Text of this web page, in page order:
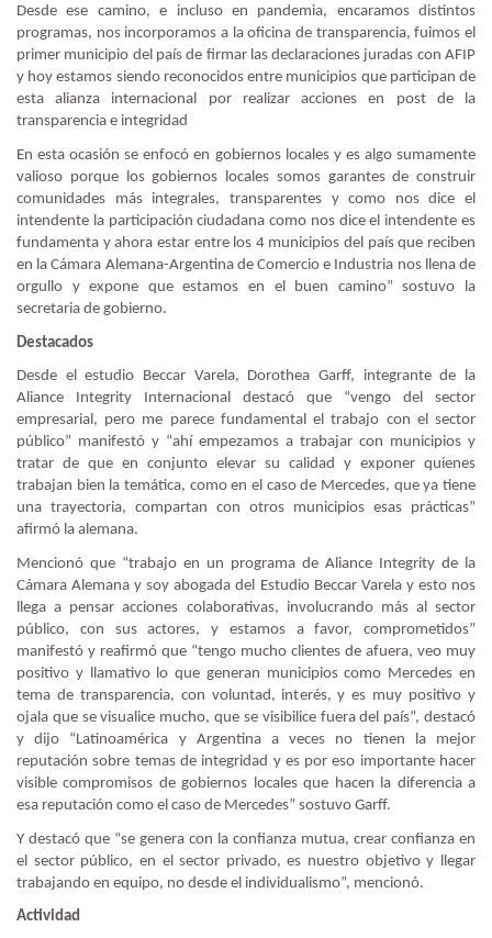
Desde ese camino, e incluso en pandemia, encaramos distintos
programas, nos incorporamos a la oficina de transparencia, fuimos el
primer municipio del país de firmar las declaraciones juradas con AFIP
y hoy estamos siendo reconocidos entre municipios que participan de
esta alianza internacional por realizar acciones en post de la
transparencia e integridad
En esta ocasión se enfocó en gobiernos locales y es algo sumamente
valioso porque los gobiernos locales somos garantes de construir
comunidades más integrales, transparentes y como nos dice el
intendente la participación ciudadana como nos dice el intendente es
fundamenta y ahora estar entre los 4 municipios del país que reciben
en la Cámara Alemana-Argentina de Comercio e Industria nos llena de
orgullo y expone que estamos en el buen camino” sostuvo la
secretaria de gobierno.
Destacados
Desde el estudio Beccar Varela, Dorothea Garff, integrante de la
Aliance Integrity Internacional destacó que “vengo del sector
empresarial, pero me parece fundamental el trabajo con el sector
público” manifestó y “ahí empezamos a trabajar con municipios y
tratar de que en conjunto elevar su calidad y exponer quienes
trabajan bien la temática, como en el caso de Mercedes, que ya tiene
una trayectoria, compartan con otros municipios esas prácticas”
afirmó la alemana.
Mencionó que “trabajo en un programa de Aliance Integrity de la
Cámara Alemana y soy abogada del Estudio Beccar Varela y esto nos
llega a pensar acciones colaborativas, involucrando más al sector
público, con sus actores, y estamos a favor, comprometidos”
manifestó y reafirmó que “tengo mucho clientes de afuera, veo muy
positivo y llamativo lo que generan municipios como Mercedes en
tema de transparencia, con voluntad, interés, y es muy positivo y
ojala que se visualice mucho, que se visibilice fuera del país”, destacó
y dijo “Latinoamérica y Argentina a veces no tienen la mejor
reputación sobre temas de integridad y es por eso importante hacer
visible compromisos de gobiernos locales que hacen la diferencia a
esa reputación como el caso de Mercedes” sostuvo Garff.
Y destacó que “se genera con la confianza mutua, crear confianza en
el sector público, en el sector privado, es nuestro objetivo y llegar
trabajando en equipo, no desde el individualismo”, mencionó.
Actividad